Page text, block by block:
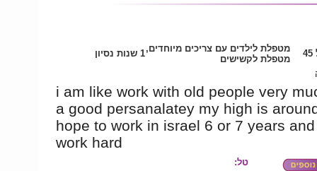
מטפלת לילדים עם צריכים מיוחדים,
מטפלת לקשישים
1 שנות נסיון
i am like work with old people very
a good persanalatey my high is
hope to work in israel 6 or 7 years
work hard
טל: